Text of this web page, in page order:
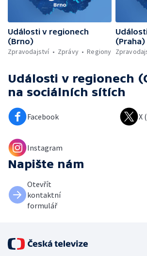
Události v regionech
(Brno)
Zpravodajství
Zprávy Regiony
(Praha)
Události v regionech
na sociálních sítích
Facebook X
Instagram
Napište nám
Otevřít
kontaktní
formulář